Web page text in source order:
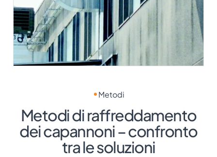
Metodi
Metodi di raffreddamento
dei capannoni – confronto
tra le soluzioni